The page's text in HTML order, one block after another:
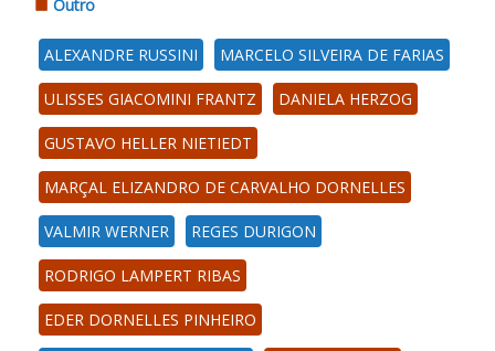
Outro
ALEXANDRE RUSSINI MARCELO SILVEIRA DE FARIAS
ULISSES GIACOMINI FRANTZ DANIELA HERZOG
GUSTAVO HELLER NIETIEDT
MARÇAL ELIZANDRO DE CARVALHO DORNELLES
VALMIR WERNER REGES DURIGON
RODRIGO LAMPERT RIBAS
EDER DORNELLES PINHEIRO